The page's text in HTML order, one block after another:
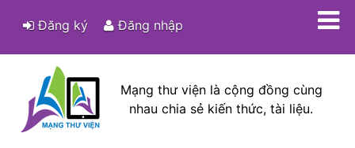
Đăng ký Đăng nhập
Mạng thư viện là cộng đồng cùng
nhau chia sẻ kiến thức, tài liệu.